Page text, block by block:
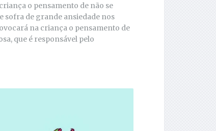
o pensamento de não se
sofra de grande ansiedade nos
na criança o pensamento de
que é responsável pelo